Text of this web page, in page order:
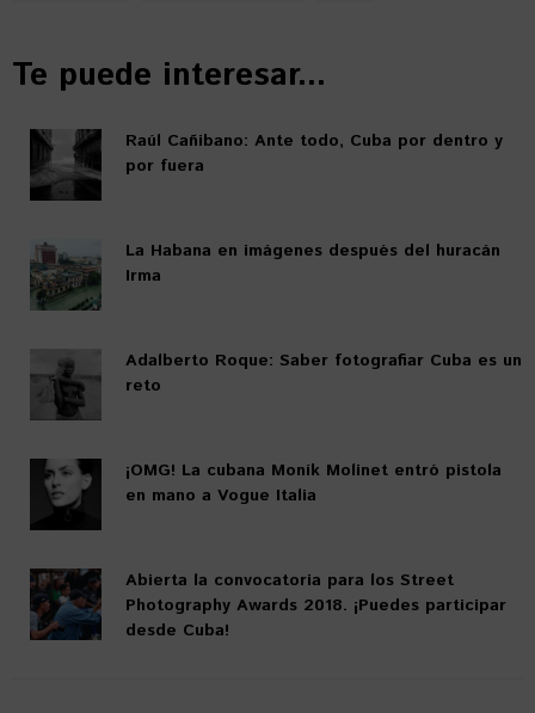
Te puede interesar...
Raúl Cañibano: Ante todo, Cuba por dentro y
por fuera
La Habana en imágenes después del huracán
Irma
Adalberto Roque: Saber fotografiar Cuba es un
reto
¡OMG! La cubana Moník Molinet entró pistola
en mano a Vogue Italia
Abierta la convocatoria para los Street
Photography Awards 2018. ¡Puedes participar
desde Cuba!